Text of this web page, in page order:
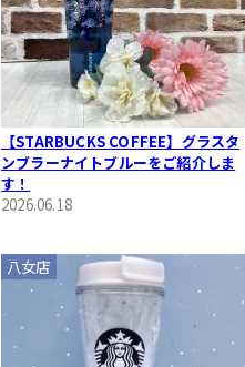
【STARBUCKS COFFEE】グラスタ
ンブラーナイトブルーをご紹介しま
す！
2026.06.18
八女店